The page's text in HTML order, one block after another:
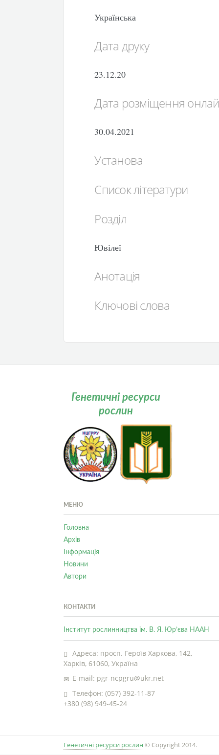
Українська
Дата друку
23.12.20
Дата розміщення
30.04.2021
Установа
Список літератури
Розділ
Ювілеї
Анотація
Ключові слова
Генетичні ресурси
рослин
МЕНЮ
Головна
Архів
Інформація
Новини
Автори
КОНТАКТИ
Інститут рослинництва ім. В. Я. Юр’єва НААН
Адреса: просп. Героїв Харкова, 142,
Харків, 61060, Україна
E-mail: pgr-ncpgru@ukr.net
Телефон: (057) 392-11-87
+380 (98) 949-45-24
Генетичні ресурси рослин © Copyright 2014.